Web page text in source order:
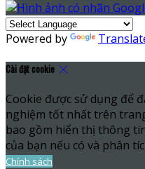
Powered by
Cài đặt cookie
Cookie được sử dụng để
nghiệm tốt nhất trên
bao gồm hiển thị thông
của bạn nếu có và phân
Chính sách